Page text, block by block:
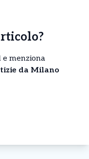
e menziona
da Milano